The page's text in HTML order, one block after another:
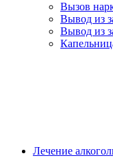
Вызов
Вывод из
Вывод из
Лечение